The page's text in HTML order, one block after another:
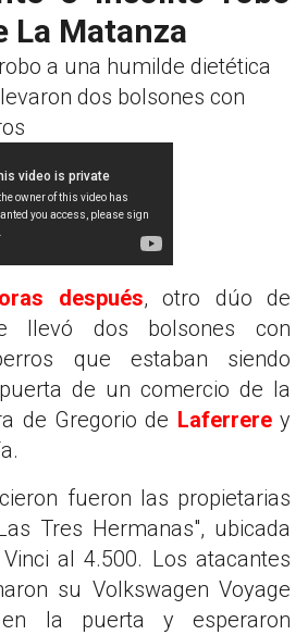
La Matanza
a una humilde dietética
dos bolsones con
después, otro dúo de
llevó dos bolsones con
que estaban siendo
de un comercio de la
de Gregorio de Laferrerey
fueron las propietarias
Tres Hermanas", ubicada
al 4.500. Los atacantes
su Volkswagen Voyage
la puerta y esperaron